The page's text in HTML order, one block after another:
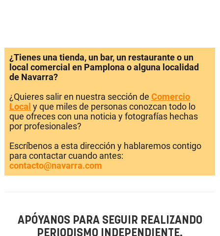
¿Tienes una tienda, un bar, un restaurante o un
local comercial en Pamplona o alguna localidad
de Navarra?
¿Quieres salir en nuestra sección de Comercio
Local y que miles de personas conozcan todo lo
que ofreces con una noticia y fotografías hechas
por profesionales?
Escríbenos a esta dirección y hablaremos contigo
para contactar cuando antes:
contacto@navarra.com
APÓYANOS PARA SEGUIR REALIZANDO
PERIODISMO INDEPENDIENTE.